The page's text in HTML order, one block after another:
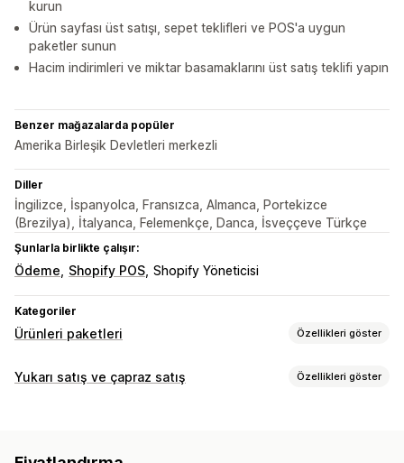
kurun
Ürün sayfası üst satışı, sepet teklifleri ve POS'a uygun
paketler sunun
Hacim indirimleri ve miktar basamaklarını üst satış teklifi yapın
Benzer mağazalarda popüler
Amerika Birleşik Devletleri merkezli
Diller
İngilizce, İspanyolca, Fransızca, Almanca, Portekizce
(Brezilya), İtalyanca, Felemenkçe, Danca, İsveççeve Türkçe
Şunlarla birlikte çalışır:
Ödeme Shopify POS Shopify Yöneticisi
Kategoriler
Ürünleri paketleri Özellikleri göster
Paket türleri
Yukarı satış ve çapraz satış Özellikleri göster